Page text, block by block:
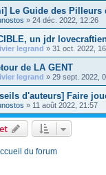
Le Guide des Pilleurs
» 24 déc. 2022, 12:26
un jdr
legrand » 31 oct. 2022,
de LA GENT
legrand » 29 sept. 2022,
d'auteurs] Faire
» 11 août 2022, 21:57
du forum